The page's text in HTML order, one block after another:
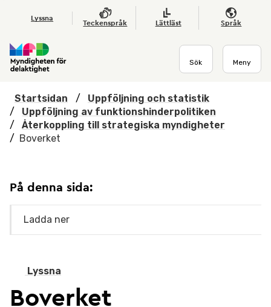
Hoppa till huvudmenyn
Lyssna
Teckenspråk Lättläst Språk
Sök Meny
Startsidan /
Uppföljning och statistik
/
Uppföljning av funktionshinderpolitiken
/
Återkoppling till strategiska myndigheter
/ Boverket
Lyssna
Boverket
På denna sida:
Ladda ner